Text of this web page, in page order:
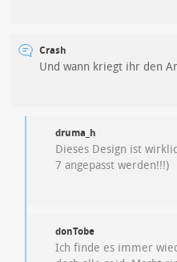
Crash
Und wann kriegt ihr den
druma_h
Dieses Design ist
7 angepasst werden!!!)
donTobe
Ich finde es immer